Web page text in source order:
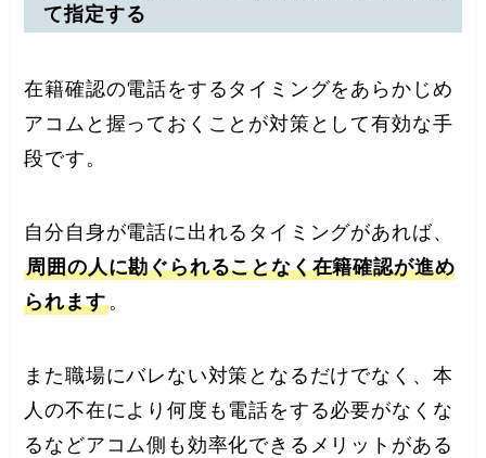
て指定する
在籍確認の電話をするタイミングをあらかじめ
アコムと握っておくことが対策として有効な手
段です。
自分自身が電話に出れるタイミングがあれば、
周囲の人に勘ぐられることなく在籍確認が進め
られます。
また職場にバレない対策となるだけでなく、本
人の不在により何度も電話をする必要がなくな
るなどアコム側も効率化できるメリットがある